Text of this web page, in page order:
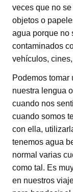
veces que no
objetos o
agua porque no
contaminados
vehículos,
Podemos tomar
nuestra lengua
cuando nos
cuando somos
con ella,
tenemos agua
normal varias
como tal. Es
en nuestros